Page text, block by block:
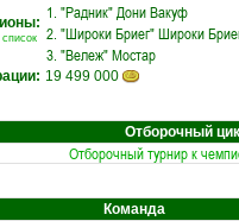
1. "Радник" Дони Вакуф
2. "Широки Бриег" Широки
3. "Вележ" Мостар
19 499 000
Отборочный
Отборочный турнир к
Команда